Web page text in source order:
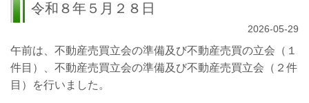
令和８年５月２８日
2026-05-29
午前は、不動産売買立会の準備及び不動産売買の立会（１
件目）、不動産売買立会の準備及び不動産売買立会（２件
目）を行いました。